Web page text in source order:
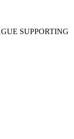
SUPPORTING